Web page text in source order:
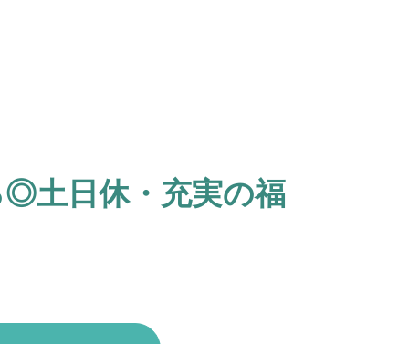
◎土日休・充実の福